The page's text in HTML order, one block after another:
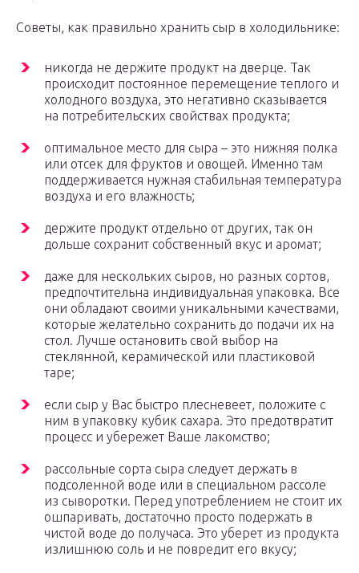
Советы, как правильно хранить сыр в холодильнике:
никогда не держите продукт на дверце. Так
происходит постоянное перемещение теплого и
холодного воздуха, это негативно сказывается
на потребительских свойствах продукта;
оптимальное место для сыра – это нижняя полка
или отсек для фруктов и овощей. Именно там
поддерживается нужная стабильная температура
воздуха и его влажность;
держите продукт отдельно от других, так он
дольше сохранит собственный вкус и аромат;
даже для нескольких сыров, но разных сортов,
предпочтительна индивидуальная упаковка. Все
они обладают своими уникальными качествами,
которые желательно сохранить до подачи их на
стол. Лучше остановить свой выбор на
стеклянной, керамической или пластиковой
таре;
если сыр у Вас быстро плесневеет, положите с
ним в упаковку кубик сахара. Это предотвратит
процесс и убережет Ваше лакомство;
рассольные сорта сыра следует держать в
подсоленной воде или в специальном рассоле
из сыворотки. Перед употреблением не стоит их
ошпаривать, достаточно просто подержать в
чистой воде до получаса. Это уберет из продукта
излишнюю соль и не повредит его вкусу;